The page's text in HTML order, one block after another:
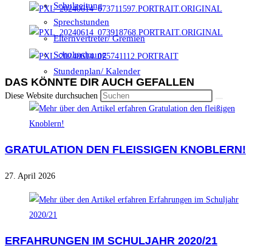
Schulzeitung
Sprechstunden
Elternvertreter/ Gremien
Schulordnung
Stundenplan/ Kalender
Diese Website durchsuchen
DAS KÖNNTE DIR AUCH GEFALLEN
GRATULATION DEN FLEISSIGEN KNOBLERN!
27. April 2026
ERFAHRUNGEN IM SCHULJAHR 2020/21